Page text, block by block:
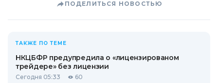
ПОДЕЛИТЬСЯ НОВОСТЬЮ
ТАКЖЕ ПО ТЕМЕ
НКЦБФР предупредила о «лицензированом
трейдере» без лицензии
Сегодня 05:33 60